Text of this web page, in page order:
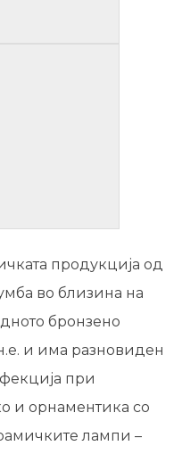
продукција од
во близина на
бронзено
и има разновиден
при
и орнаментика со
лампи –